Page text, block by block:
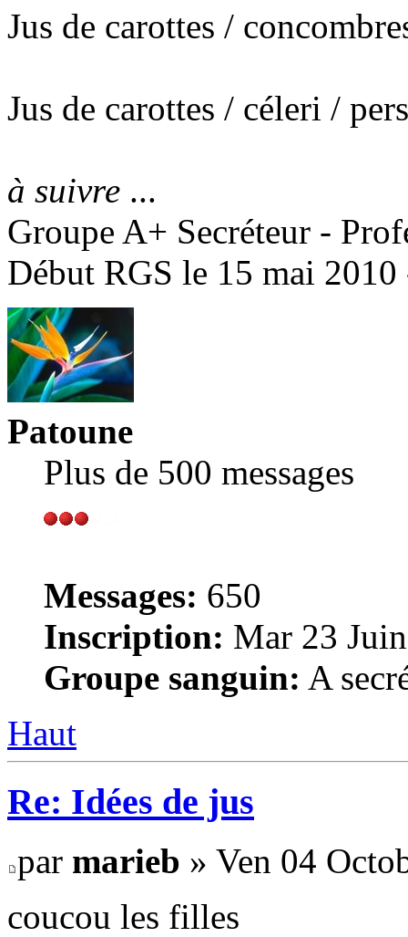
Jus de carottes /
Jus de carottes / céleri /
à suivre ...
Groupe A+ Secréteur -
Début RGS le 15 mai
Patoune
Plus de 500 messages
Messages: 650
Inscription: Mar 23
Groupe sanguin: A
Haut
Re: Idées de jus
par marieb » Ven 04
coucou les filles